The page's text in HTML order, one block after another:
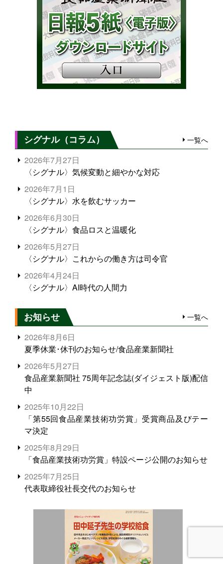
シグナル（コラム） 一覧へ
2026年7月27日
〈シグナル〉気候変動と細やかな対応
2026年7月1日
〈シグナル〉水を飲むサッカー
2026年6月30日
〈シグナル〉食品ロスと温暖化
2026年5月27日
〈シグナル〉これからの働き方は司令官
2026年4月24日
〈シグナル〉AI時代の人間力
お知らせ 一覧へ
2026年8月6日
夏季休業･休刊のお知らせ/食品産業新聞社
2026年5月27日
食品産業新聞社 75周年記念誌(ダイジェスト版)配信
中
2025年10月22日
「第55回食品産業技術功労賞」受賞商品及びテー
マ決定
2025年8月29日
「食品産業技術功労賞」特設ページ公開のお知らせ
2025年7月25日
代表取締役社長交代のお知らせ